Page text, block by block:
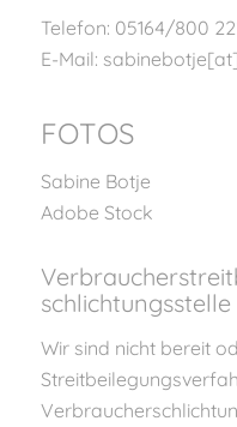
Telefon: 05164/800
E-Mail:
FOTOS
Sabine Botje
Adobe Stock
schlichtungs­stelle
Wir sind nicht bereit